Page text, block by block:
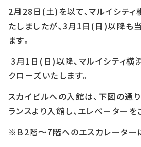
2月28日(土)を以て、マルイシテ
たしましたが、3月1日(日)以降も
ます。
3月1日(日)以降、マルイシティ横
クローズいたします。
スカイビルへの入館は、下図の通
ランスより入館し、エレベーターを
※B2階～7階へのエスカレーター